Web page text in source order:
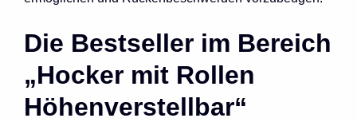
Die Bestseller im Bereich
„Hocker mit Rollen
Höhenverstellbar“